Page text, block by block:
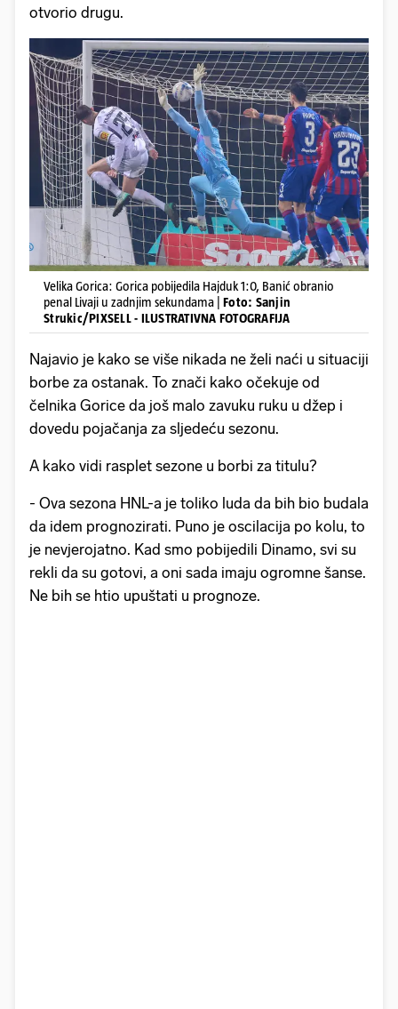
otvorio drugu.
Velika Gorica: Gorica pobijedila Hajduk 1:0, Banić obranio
penal Livaji u zadnjim sekundama | Foto: Sanjin
Strukic/PIXSELL - ILUSTRATIVNA FOTOGRAFIJA
Najavio je kako se više nikada ne želi naći u situaciji
borbe za ostanak. To znači kako očekuje od
čelnika Gorice da još malo zavuku ruku u džep i
dovedu pojačanja za sljedeću sezonu.
A kako vidi rasplet sezone u borbi za titulu?
- Ova sezona HNL-a je toliko luda da bih bio budala
da idem prognozirati. Puno je oscilacija po kolu, to
je nevjerojatno. Kad smo pobijedili Dinamo, svi su
rekli da su gotovi, a oni sada imaju ogromne šanse.
Ne bih se htio upuštati u prognoze.